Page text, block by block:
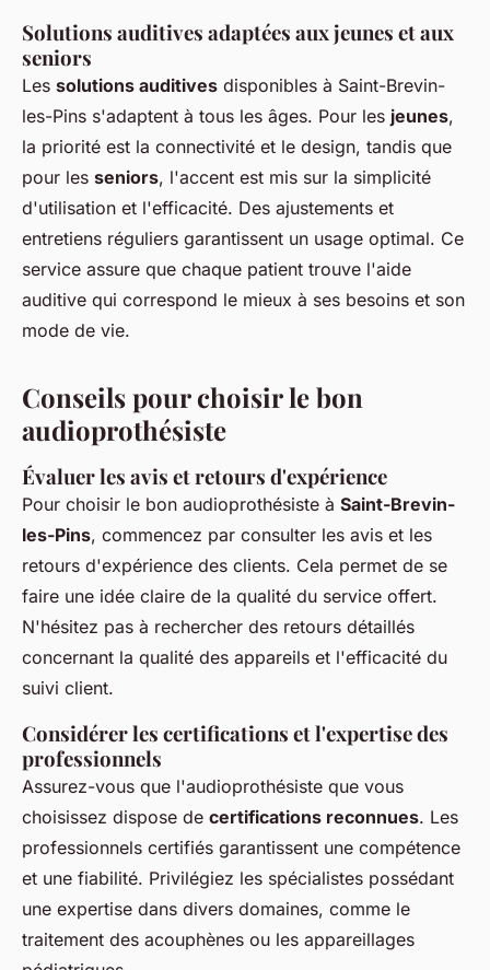
Solutions auditives adaptées aux jeunes et aux
seniors
Les solutions auditives disponibles à Saint-Brevin-
les-Pins s'adaptent à tous les âges. Pour les jeunes,
la priorité est la connectivité et le design, tandis que
pour les seniors, l'accent est mis sur la simplicité
d'utilisation et l'efficacité. Des ajustements et
entretiens réguliers garantissent un usage optimal. Ce
service assure que chaque patient trouve l'aide
auditive qui correspond le mieux à ses besoins et son
mode de vie.
Conseils pour choisir le bon
audioprothésiste
Évaluer les avis et retours d'expérience
Pour choisir le bon audioprothésiste à Saint-Brevin-
les-Pins, commencez par consulter les avis et les
retours d'expérience des clients. Cela permet de se
faire une idée claire de la qualité du service offert.
N'hésitez pas à rechercher des retours détaillés
concernant la qualité des appareils et l'efficacité du
suivi client.
Considérer les certifications et l'expertise des
professionnels
Assurez-vous que l'audioprothésiste que vous
choisissez dispose de certifications reconnues. Les
professionnels certifiés garantissent une compétence
et une fiabilité. Privilégiez les spécialistes possédant
une expertise dans divers domaines, comme le
traitement des acouphènes ou les appareillages